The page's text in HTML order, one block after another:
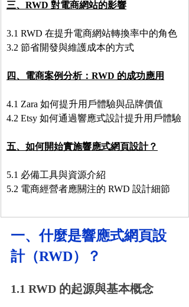
三、RWD 對電商網站的影響
3.1 RWD 在提升電商網站轉換率中的角色
3.2 節省開發與維護成本的方式
四、電商案例分析：RWD 的成功應用
4.1 Zara 如何提升用戶體驗與品牌價值
4.2 Etsy 如何通過響應式設計提升用戶體驗
五、如何開始實施響應式網頁設計？
5.1 必備工具與資源介紹
5.2 電商經營者應關注的 RWD 設計細節
一、什麼是響應式網頁設
計（RWD）？
1.1 RWD 的起源與基本概念